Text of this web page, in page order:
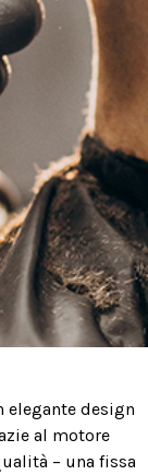
elegante design
al motore
– una fissa